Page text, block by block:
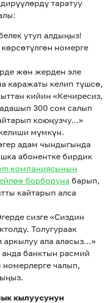
таратуу
утуп алдыңыз!
номерге
жөн жерден эле
каражаты келип түшсө,
кийин «Кечиресиз,
300 сом салып
коюңузчу...»
мүмкүн.
адам чындыгында
абонентке бирдик
компаниясынын
борборуна барып,
кайтарып алса
сизге «Сиздин
Толугураак
ала аласыз...»
анда банктын расмий
номерлерге чалып,
кылуусунун